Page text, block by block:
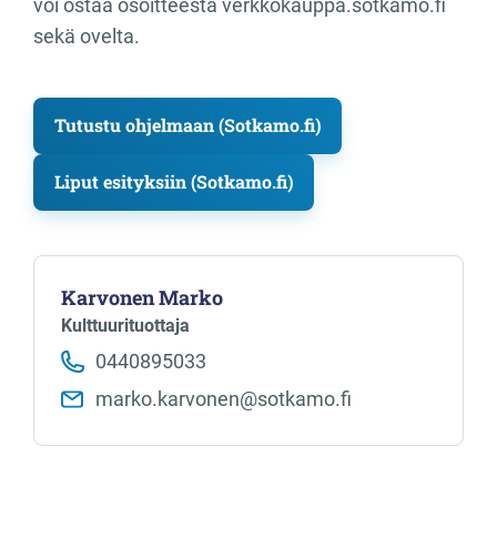
voi ostaa osoitteesta verkkokauppa.sotkamo.fi
sekä ovelta.
Tutustu ohjelmaan (Sotkamo.fi)
Liput esityksiin (Sotkamo.fi)
Karvonen Marko
Kulttuurituottaja
0440895033
marko.karvonen​@sotkamo.fi